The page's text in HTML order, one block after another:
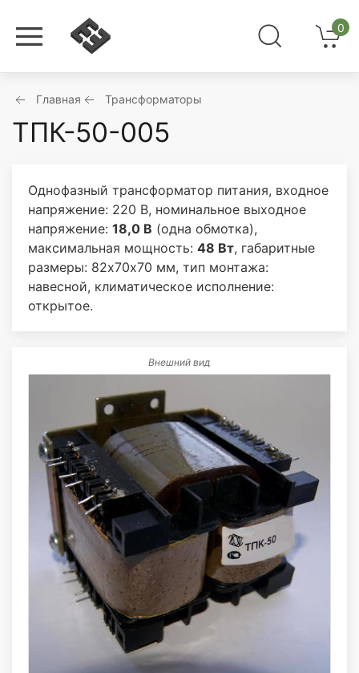
0
Главная Трансформаторы
ТПК-50-005
Однофазный трансформатор питания, входное
напряжение: 220 В, номинальное выходное
напряжение: 18,0 В (одна обмотка),
максимальная мощность: 48 Вт, габаритные
размеры: 82х70х70 мм, тип монтажа:
навесной, климатическое исполнение:
открытое.
Внешний вид